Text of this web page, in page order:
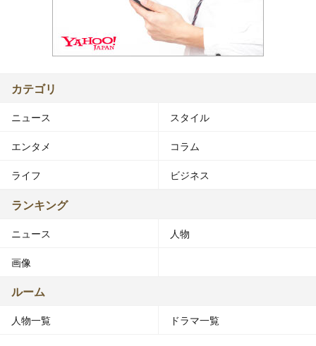
カテゴリ
ニュース スタイル
エンタメ コラム
ライフ ビジネス
ランキング
ニュース 人物
画像
ルーム
人物一覧 ドラマ一覧